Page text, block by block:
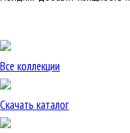
Все коллекции
Скачать каталог